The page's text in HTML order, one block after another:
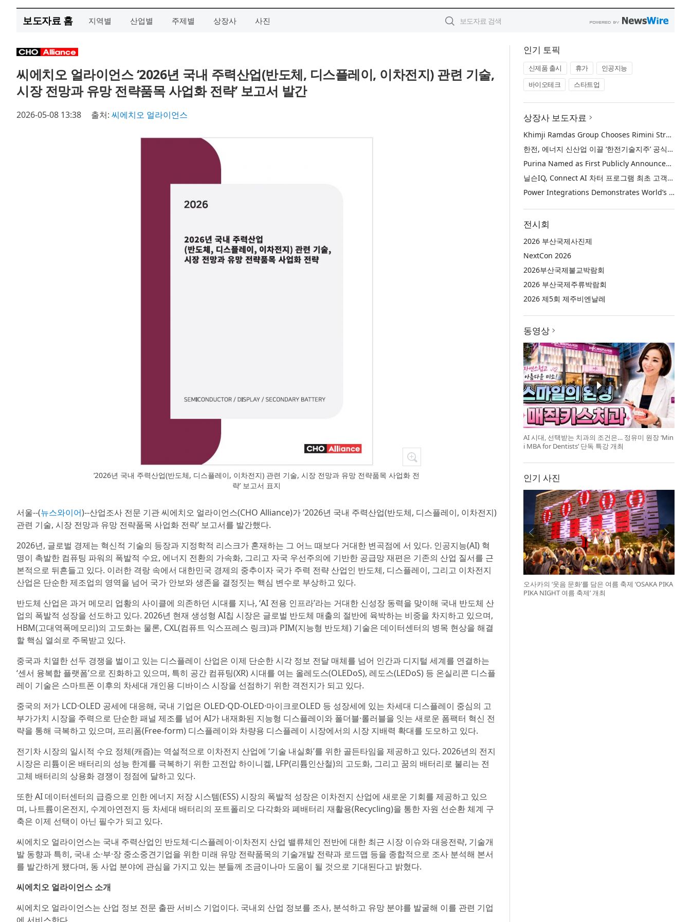
보도자료 홈 지역별 산업별 주제별 상장사 사진
씨에치오 얼라이언스 ‘2026년 국내 주력산업(반도체, 디스플레이, 이차전지) 관련 기술,
시장 전망과 유망 전략품목 사업화 전략’ 보고서 발간
2026-05-08 13:38 출처: 씨에치오 얼라이언스
‘2026년 국내 주력산업(반도체, 디스플레이, 이차전지) 관련 기술, 시장 전망과 유망 전략품목 사업화 전
략’ 보고서 표지
서울--(뉴스와이어)--산업조사 전문 기관 씨에치오 얼라이언스(CHO Alliance)가 ‘2026년 국내 주력산업(반도체, 디스플레이, 이차전지)
관련 기술, 시장 전망과 유망 전략품목 사업화 전략’ 보고서를 발간했다.
2026년, 글로벌 경제는 혁신적 기술의 등장과 지정학적 리스크가 혼재하는 그 어느 때보다 거대한 변곡점에 서 있다. 인공지능(AI) 혁
명이 촉발한 컴퓨팅 파워의 폭발적 수요, 에너지 전환의 가속화, 그리고 자국 우선주의에 기반한 공급망 재편은 기존의 산업 질서를 근
본적으로 뒤흔들고 있다. 이러한 격랑 속에서 대한민국 경제의 중추이자 국가 주력 전략 산업인 반도체, 디스플레이, 그리고 이차전지
산업은 단순한 제조업의 영역을 넘어 국가 안보와 생존을 결정짓는 핵심 변수로 부상하고 있다.
반도체 산업은 과거 메모리 업황의 사이클에 의존하던 시대를 지나, ‘AI 전용 인프라’라는 거대한 신성장 동력을 맞이해 국내 반도체 산
업의 폭발적 성장을 선도하고 있다. 2026년 현재 생성형 AI칩 시장은 글로벌 반도체 매출의 절반에 육박하는 비중을 차지하고 있으며,
HBM(고대역폭메모리)의 고도화는 물론, CXL(컴퓨트 익스프레스 링크)과 PIM(지능형 반도체) 기술은 데이터센터의 병목 현상을 해결
할 핵심 열쇠로 주목받고 있다.
중국과 치열한 선두 경쟁을 벌이고 있는 디스플레이 산업은 이제 단순한 시각 정보 전달 매체를 넘어 인간과 디지털 세계를 연결하는
‘센서 융복합 플랫폼’으로 진화하고 있으며, 특히 공간 컴퓨팅(XR) 시대를 여는 올레도스(OLEDoS), 레도스(LEDoS) 등 온실리콘 디스플
레이 기술은 스마트폰 이후의 차세대 개인용 디바이스 시장을 선점하기 위한 격전지가 되고 있다.
중국의 저가 LCD·OLED 공세에 대응해, 국내 기업은 OLED·QD-OLED·마이크로OLED 등 성장세에 있는 차세대 디스플레이 중심의 고
부가가치 시장을 주력으로 단순한 패널 제조를 넘어 AI가 내재화된 지능형 디스플레이와 폴더블·롤러블을 잇는 새로운 폼팩터 혁신 전
략을 통해 극복하고 있으며, 프리폼(Free-form) 디스플레이와 차량용 디스플레이 시장에서의 시장 지배력 확대를 도모하고 있다.
전기차 시장의 일시적 수요 정체(캐즘)는 역설적으로 이차전지 산업에 ‘기술 내실화’를 위한 골든타임을 제공하고 있다. 2026년의 전지
시장은 리튬이온 배터리의 성능 한계를 극복하기 위한 고전압 하이니켈, LFP(리튬인산철)의 고도화, 그리고 꿈의 배터리로 불리는 전
고체 배터리의 상용화 경쟁이 정점에 달하고 있다.
또한 AI 데이터센터의 급증으로 인한 에너지 저장 시스템(ESS) 시장의 폭발적 성장은 이차전지 산업에 새로운 기회를 제공하고 있으
며, 나트륨이온전지, 수계아연전지 등 차세대 배터리의 포트폴리오 다각화와 폐배터리 재활용(Recycling)을 통한 자원 선순환 체계 구
축은 이제 선택이 아닌 필수가 되고 있다.
씨에치오 얼라이언스는 국내 주력산업인 반도체·디스플레이·이차전지 산업 밸류체인 전반에 대한 최근 시장 이슈와 대응전략, 기술개
발 동향과 특히, 국내 소·부·장 중소중견기업을 위한 미래 유망 전략품목의 기술개발 전략과 로드맵 등을 종합적으로 조사 분석해 본서
를 발간하게 됐다며, 동 사업 분야에 관심을 가지고 있는 분들께 조금이나마 도움이 될 것으로 기대된다고 밝혔다.
씨에치오 얼라이언스 소개
씨에치오 얼라이언스는 산업 정보 전문 출판 서비스 기업이다. 국내외 산업 정보를 조사, 분석하고 유망 분야를 발굴해 이를 관련 기업
인기 토픽
신제품 출시 휴가
인공지능
바이오테크
스타트업
상장사 보도자료
Khimji Ramdas Group Chooses Rimini Street to Reduce SAP Support Costs, Protect 700+ Customizations and Reinvest Savings in Innovation
한전, 에너지 신산업 이끌 ‘한전기술지주’ 공식 출범
Purina Named as First Publicly Announced NIQ ConnectAI Charter Client
닐슨IQ, Connect AI 차터 프로그램 최초 고객사 ‘퓨리나’ 선정
Power Integrations Demonstrates World’s First 2200 V GaN Technology for Next-Era High-Voltage Power Systems
전시회
2026 부산국제사진제
NextCon 2026
2026부산국제불교박람회
2026 부산국제주류박람회
2026 제5회 제주비엔날레
동영상
AI 시대, 선택받는 치과의 조건은… 정유미 원장 ‘Min
i MBA for Dentists’ 단독 특강 개최
인기 사진
오사카의 ‘웃음 문화’를 담은 여름 축제 ‘OSAKA PIKA
PIKA NIGHT 여름 축제’ 개최